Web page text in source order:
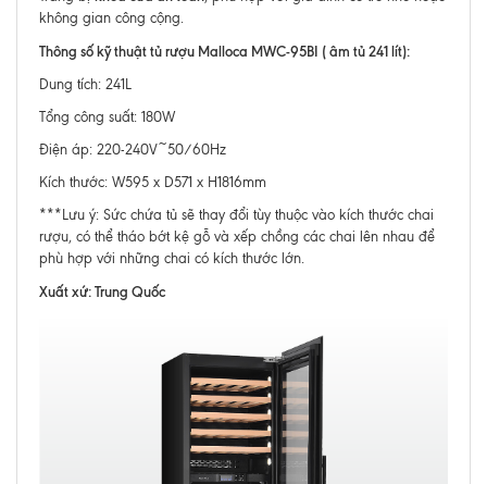
không gian công cộng.
Thông số kỹ thuật tủ rượu Malloca MWC-95BI ( âm tủ 241 lít):
Dung tích: 241L
Tổng công suất: 180W
Điện áp: 220-240V~50/60Hz
Kích thước: W595 x D571 x H1816mm
***Lưu ý: Sức chứa tủ sẽ thay đổi tùy thuộc vào kích thước chai
rượu, có thể tháo bớt kệ gỗ và xếp chồng các chai lên nhau để
phù hợp với những chai có kích thước lớn.
Xuất xứ: Trung Quốc